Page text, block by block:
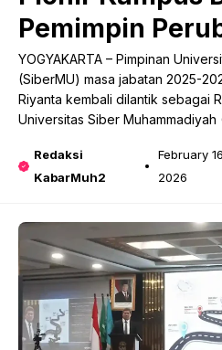
Pemimpin
YOGYAKARTA – Pimpinan
(SiberMU) masa jabatan 2025-
Riyanta kembali dilantik sebagai
Universitas Siber
Redaksi
KabarMuh2
February
2026